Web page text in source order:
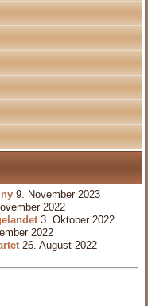
9. November 2023
2022
3. Oktober 2022
2022
26. August 2022